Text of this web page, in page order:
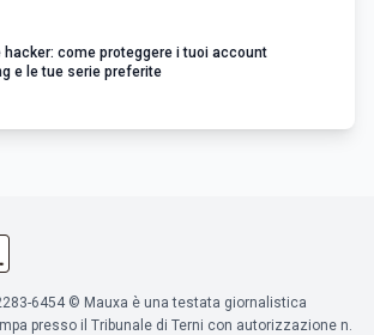
hacker: come proteggere i tuoi account
e le tue serie preferite
6454 © Mauxa è una testata giornalistica
presso il Tribunale di Terni con autorizzazione n.